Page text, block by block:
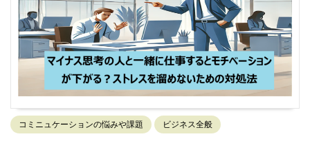
コミニュケーションの悩みや課題 ビジネス全般